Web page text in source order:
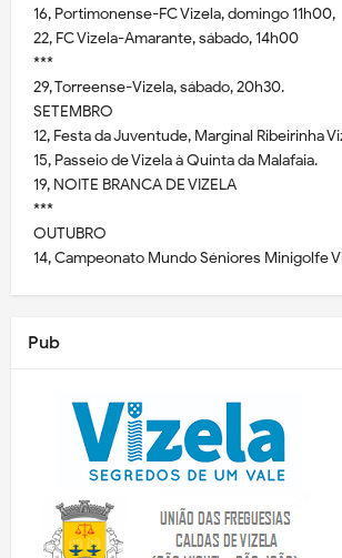
16, Portimonense-FC Vizela, domingo 11h00,
22, FC Vizela-Amarante, sábado, 14h00
***
29, Torreense-Vizela, sábado, 20h30.
SETEMBRO
12, Festa da Juventude, Marginal Ribeirinha
15, Passeio de Vizela à Quinta da Malafaia.
19, NOITE BRANCA DE VIZELA
***
OUTUBRO
14, Campeonato Mundo Séniores Minigolfe
Pub